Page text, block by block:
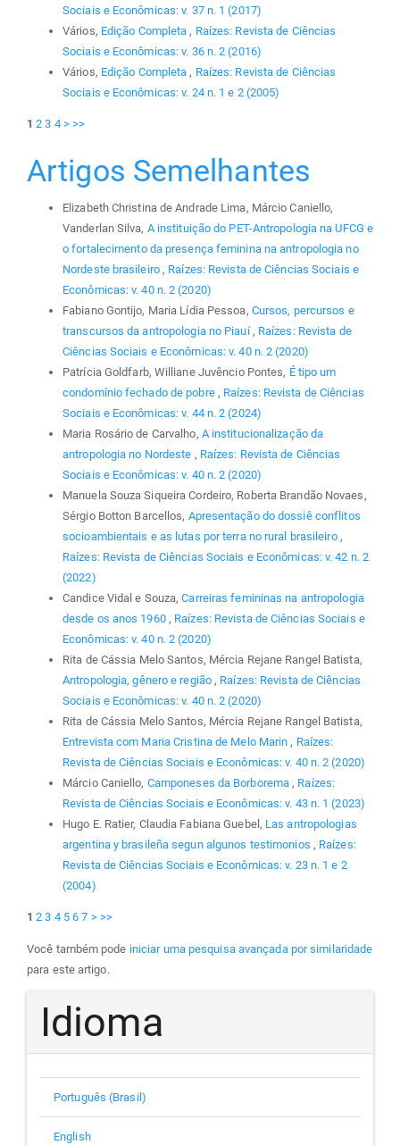
Sociais e Econômicas: v. 37 n. 1 (2017)
Vários, Edição Completa, Raízes: Revista de Ciências
Sociais e Econômicas: v. 36 n. 2 (2016)
Vários, Edição Completa, Raízes: Revista de Ciências
Sociais e Econômicas: v. 24 n. 1 e 2 (2005)
1 2 3 4 > >>
Artigos Semelhantes
Elizabeth Christina de Andrade Lima, Márcio Caniello,
Vanderlan Silva, A instituição do PET-Antropologia na UFCG e
o fortalecimento da presença feminina na antropologia no
Nordeste brasileiro , Raízes: Revista de Ciências Sociais e
Econômicas: v. 40 n. 2 (2020)
Fabiano Gontijo, Maria Lídia Pessoa, Cursos, percursos e
transcursos da antropologia no Piauí, Raízes: Revista de
Ciências Sociais e Econômicas: v. 40 n. 2 (2020)
Patrícia Goldfarb, Williane Juvêncio Pontes, É tipo um
condomínio fechado de pobre , Raízes: Revista de Ciências
Sociais e Econômicas: v. 44 n. 2 (2024)
Maria Rosário de Carvalho, A institucionalização da
antropologia no Nordeste , Raízes: Revista de Ciências
Sociais e Econômicas: v. 40 n. 2 (2020)
Manuela Souza Siqueira Cordeiro, Roberta Brandão Novaes,
Sérgio Botton Barcellos, Apresentação do dossiê conflitos
socioambientais e as lutas por terra no rural brasileiro ,
Raízes: Revista de Ciências Sociais e Econômicas: v. 42 n. 2
(2022)
Candice Vidal e Souza,Carreiras femininas na antropologia
desde os anos 1960 , Raízes: Revista de Ciências Sociais e
Econômicas: v. 40 n. 2 (2020)
Rita de Cássia Melo Santos, Mércia Rejane Rangel Batista,
Antropologia, gênero e região, Raízes: Revista de Ciências
Sociais e Econômicas: v. 40 n. 2 (2020)
Rita de Cássia Melo Santos, Mércia Rejane Rangel Batista,
Entrevista com Maria Cristina de Melo Marin, Raízes:
Revista de Ciências Sociais e Econômicas: v. 40 n. 2 (2020)
Márcio Caniello, Camponeses da Borborema, Raízes:
Revista de Ciências Sociais e Econômicas: v. 43 n. 1 (2023)
Hugo E. Ratier, Claudia Fabiana Guebel, Las antropologias
argentina y brasileña segun algunos testimonios , Raízes:
Revista de Ciências Sociais e Econômicas: v. 23 n. 1 e 2
(2004)
1 2 3 4 5 6 7 > >>
Você também pode iniciar uma pesquisa avançada por similaridade
para este artigo.
Idioma
Português (Brasil)
English